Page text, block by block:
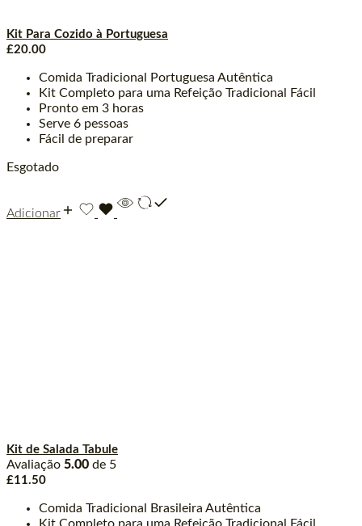
Kit Para Cozido à Portuguesa
£20.00
Comida Tradicional Portuguesa Autêntica
Kit Completo para uma Refeição Tradicional Fácil
Pronto em 3 horas
Serve 6 pessoas
Fácil de preparar
Esgotado
Adicionar
Kit de Salada Tabule
Avaliação 5.00 de 5
£11.50
Comida Tradicional Brasileira Autêntica